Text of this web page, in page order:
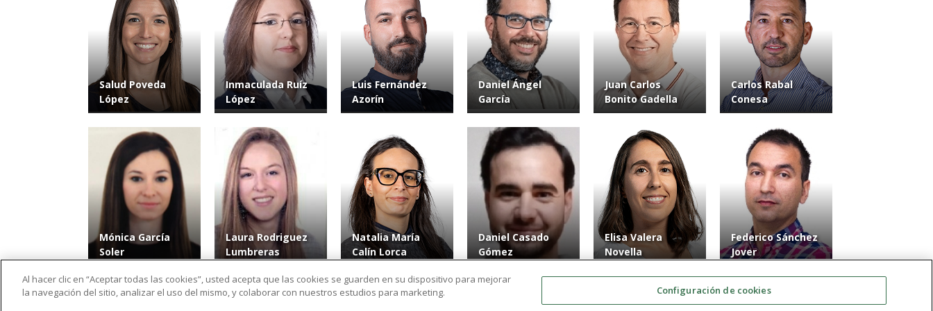
Salud Poveda
López
Inmaculada Ruíz
López
Luis Fernández
Azorín
Daniel Ángel
García
Juan Carlos
Bonito Gadella
Carlos Rabal
Conesa
Mónica García
Soler
Laura Rodriguez
Lumbreras
Natalia María
Calín Lorca
Daniel Casado
Gómez
Elisa Valera
Novella
Federico Sánchez
Jover
Al hacer clic en “Aceptar todas las cookies”, usted acepta que las cookies se guarden en su dispositivo para mejorar
la navegación del sitio, analizar el uso del mismo, y colaborar con nuestros estudios para marketing.
Configuración de cookies